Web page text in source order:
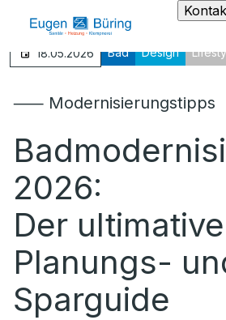
18.05.2026 Bad Design
⸺ Modernisierungstipps
2026:
Der ultimative
Planungs-
Sparguide